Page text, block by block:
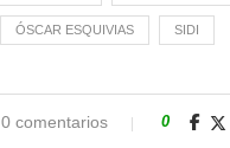
ÓSCAR ESQUIVIAS SIDI
0 comentarios 0